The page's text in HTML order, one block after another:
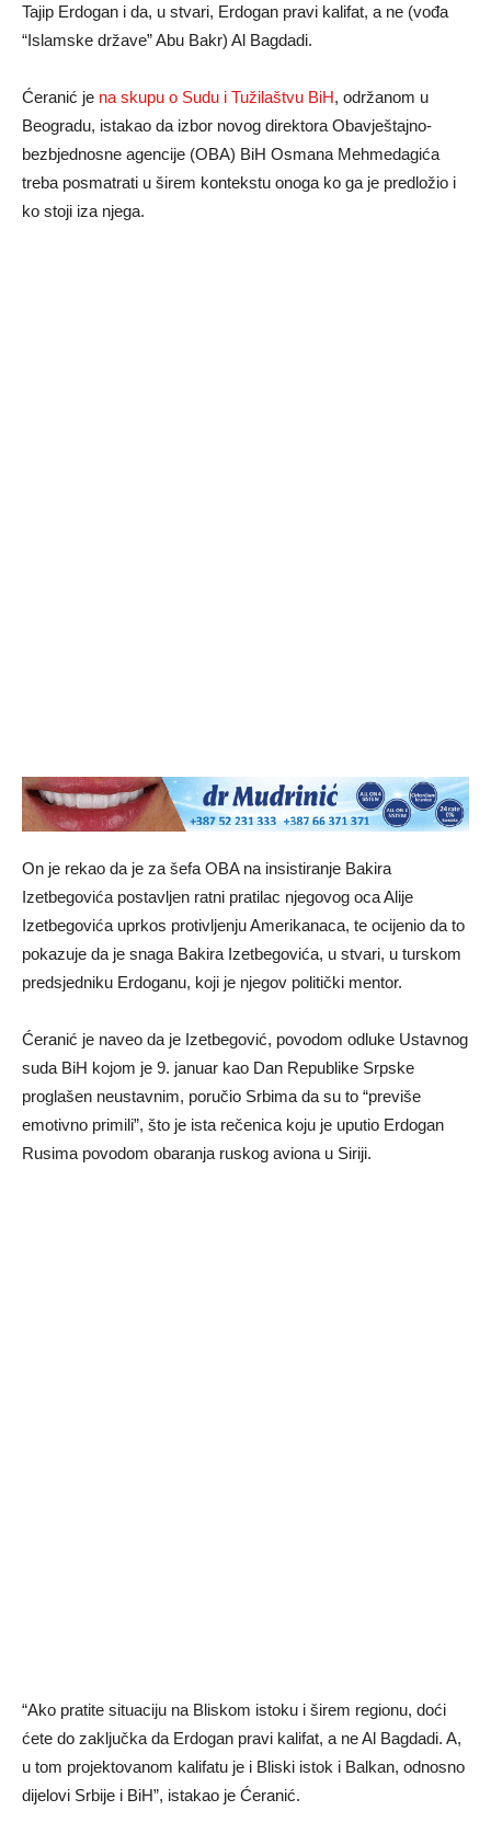
Tajip Erdogan i da, u stvari, Erdogan pravi kalifat, a ne (vođa
“Islamske države” Abu Bakr) Al Bagdadi.
Ćeranić je na skupu o Sudu i Tužilaštvu BiH, održanom u
Beogradu, istakao da izbor novog direktora Obavještajno-
bezbjednosne agencije (OBA) BiH Osmana Mehmedagića
treba posmatrati u širem kontekstu onoga ko ga je predložio i
ko stoji iza njega.
On je rekao da je za šefa OBA na insistiranje Bakira
Izetbegovića postavljen ratni pratilac njegovog oca Alije
Izetbegovića uprkos protivljenju Amerikanaca, te ocijenio da to
pokazuje da je snaga Bakira Izetbegovića, u stvari, u turskom
predsjedniku Erdoganu, koji je njegov politički mentor.
Ćeranić je naveo da je Izetbegović, povodom odluke Ustavnog
suda BiH kojom je 9. januar kao Dan Republike Srpske
proglašen neustavnim, poručio Srbima da su to “previše
emotivno primili”, što je ista rečenica koju je uputio Erdogan
Rusima povodom obaranja ruskog aviona u Siriji.
“Ako pratite situaciju na Bliskom istoku i širem regionu, doći
ćete do zaključka da Erdogan pravi kalifat, a ne Al Bagdadi. A,
u tom projektovanom kalifatu je i Bliski istok i Balkan, odnosno
dijelovi Srbije i BiH”, istakao je Ćeranić.